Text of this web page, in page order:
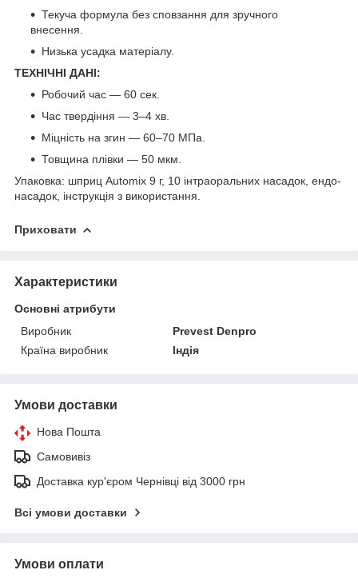
Текуча формула без сповзання для зручного
внесення.
Низька усадка матеріалу.
ТЕХНІЧНІ ДАНІ:
Робочий час — 60 сек.
Час твердіння — 3–4 хв.
Міцність на згин — 60–70 МПа.
Товщина плівки — 50 мкм.
Упаковка: шприц Automix 9 г, 10 інтраоральних насадок, ендо-
насадок, інструкція з використання.
Приховати
Характеристики
Основні атрибути
Виробник
Prevest Denpro
Країна виробник
Індія
Умови доставки
Нова Пошта
Самовивіз
Доставка кур'єром Чернівці від 3000 грн
Всі умови доставки
Умови оплати